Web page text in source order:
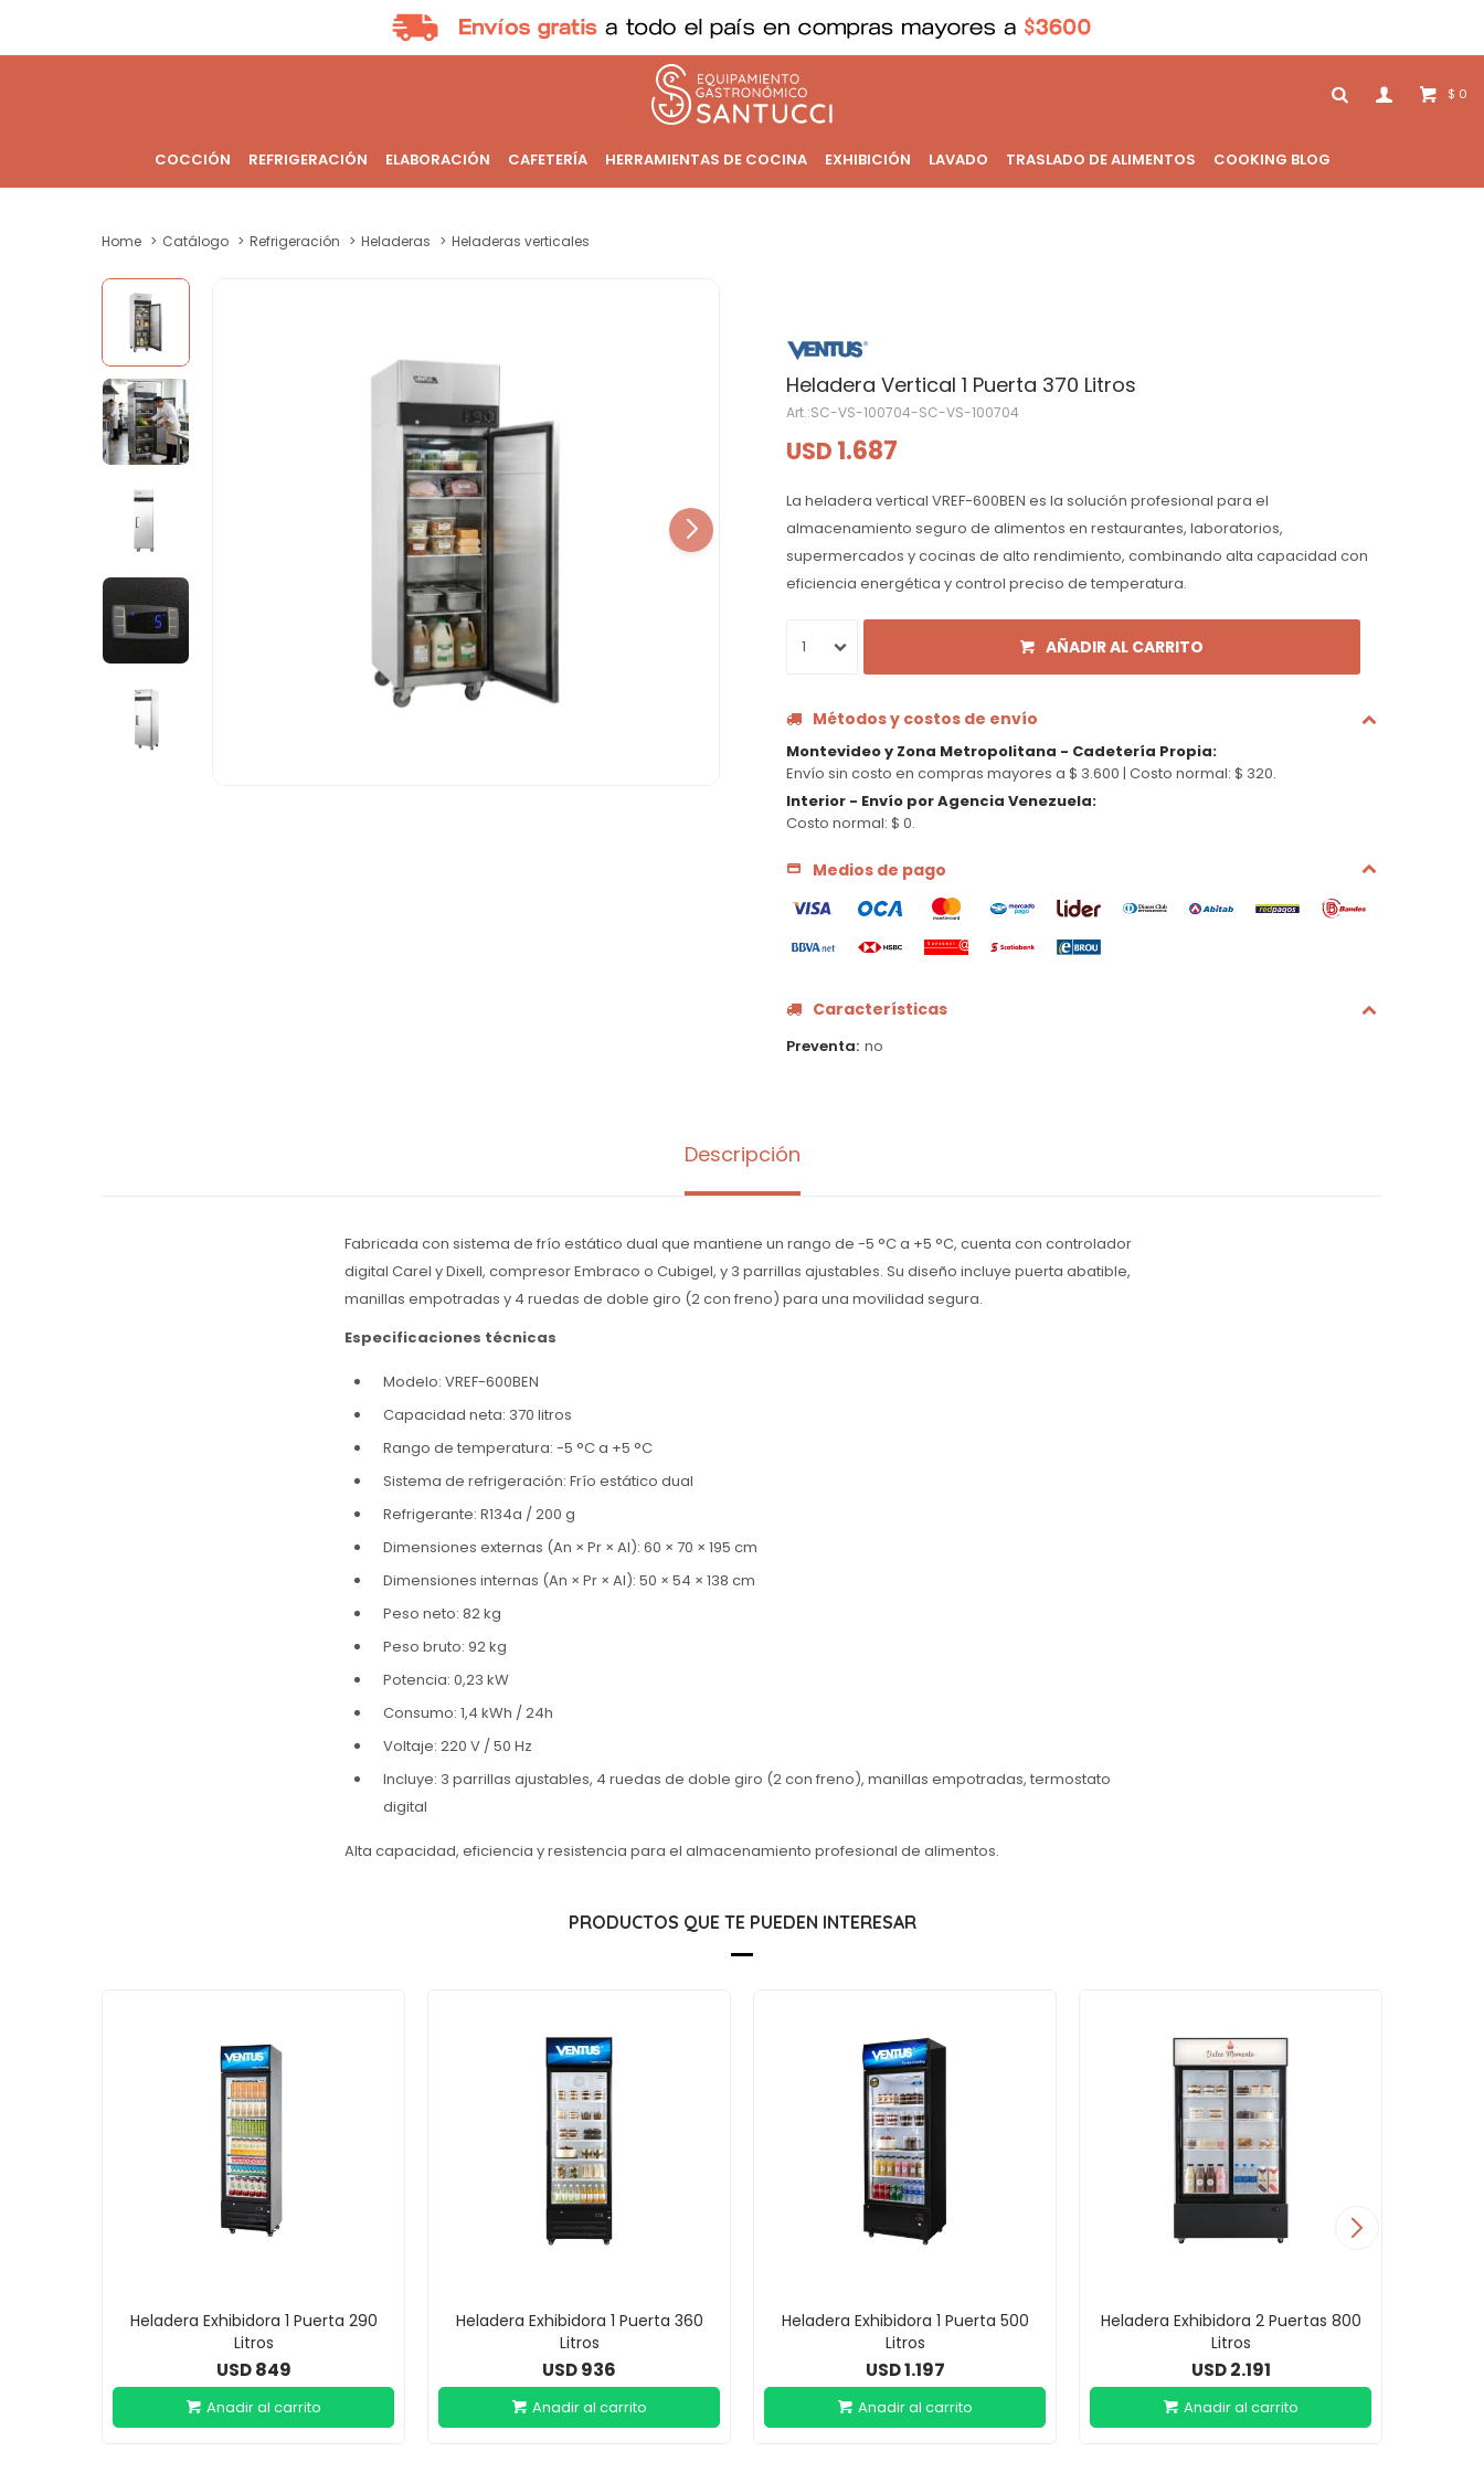
COCCIÓN REFRIGERACIÓN ELABORACIÓN CAFETERÍA HERRAMIENTAS DE COCINA EXHIBICIÓN LAVADO TRASLADO DE ALIMENTOS COOKING BLOG
$ 0
Home Catálogo Refrigeración Heladeras Heladeras verticales
Heladera Vertical 1 Puerta 370 Litros
SC-VS-100704-SC-VS-100704
USD 1.687
La heladera vertical VREF-600BEN es la solución profesional para el
almacenamiento seguro de alimentos en restaurantes, laboratorios,
supermercados y cocinas de alto rendimiento, combinando alta capacidad con
eficiencia energética y control preciso de temperatura.
1 AÑADIR AL CARRITO
Métodos y costos de envío
Montevideo y Zona Metropolitana - Cadetería Propia:
Envío sin costo en compras mayores a $ 3.600 | Costo normal: $ 320.
Interior - Envío por Agencia Venezuela:
Costo normal: $ 0.
Medios de pago
Características
Preventa no
Descripción
Fabricada con sistema de frío estático dual que mantiene un rango de -5 °C a +5 °C, cuenta con controlador
digital Carel y Dixell, compresor Embraco o Cubigel, y 3 parrillas ajustables. Su diseño incluye puerta abatible,
manillas empotradas y 4 ruedas de doble giro (2 con freno) para una movilidad segura.
Especificaciones técnicas
Modelo: VREF-600BEN
Capacidad neta: 370 litros
Rango de temperatura: -5 °C a +5 °C
Sistema de refrigeración: Frío estático dual
Refrigerante: R134a / 200 g
Dimensiones externas (An × Pr × Al): 60 × 70 × 195 cm
Dimensiones internas (An × Pr × Al): 50 × 54 × 138 cm
Peso neto: 82 kg
Peso bruto: 92 kg
Potencia: 0,23 kW
Consumo: 1,4 kWh / 24h
Voltaje: 220 V / 50 Hz
Incluye: 3 parrillas ajustables, 4 ruedas de doble giro (2 con freno), manillas empotradas, termostato
digital
Alta capacidad, eficiencia y resistencia para el almacenamiento profesional de alimentos.
PRODUCTOS QUE TE PUEDEN INTERESAR
Heladera Exhibidora 1 Puerta 290
Litros
USD 849
Heladera Exhibidora 1 Puerta 360
Litros
USD936
Heladera Exhibidora 1 Puerta 500
Litros
USD1.197
Heladera Exhibidora 2 Puertas 800
Litros
USD 2.191